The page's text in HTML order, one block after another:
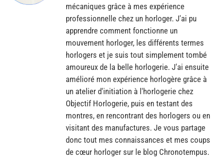
mécaniques grâce à mes expérience
professionnelle chez un horloger. J'ai pu
apprendre comment fonctionne un
mouvement horloger, les différents termes
horlogers et je suis tout simplement tombé
amoureux de la belle horlogerie. J'ai ensuite
amélioré mon expérience horlogère grâce à
un atelier d'initiation à l'horlogerie chez
Objectif Horlogerie, puis en testant des
montres, en rencontrant des horlogers ou en
visitant des manufactures. Je vous partage
donc tout mes connaissances et mes coups
de cœur horloger sur le blog Chronotempus.